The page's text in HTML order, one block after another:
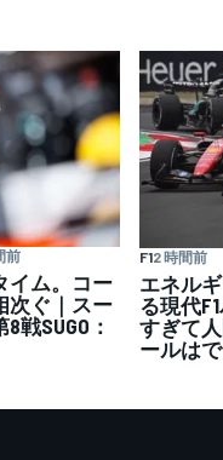
前
イム。コー
次ぐ｜スー
戦SUGO：
F12 時間前
エネル
る現代
すぎて
ールは